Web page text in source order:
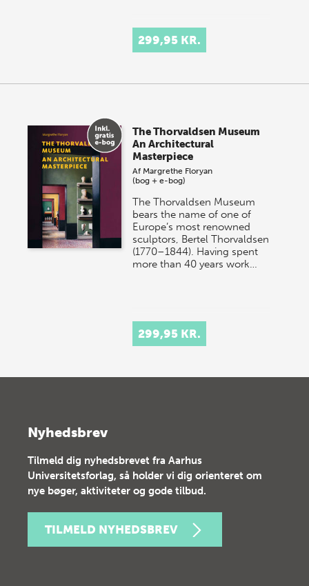
299,95 KR.
The Thorvaldsen Museum
An Architectural
Masterpiece
Af Margrethe Floryan
(bog + e-bog)
The Thorvaldsen Museum
bears the name of one of
Europe’s most renowned
sculptors, Bertel Thorvaldsen
(1770–1844). Having spent
more than 40 years work…
299,95 KR.
Nyhedsbrev
Tilmeld dig nyhedsbrevet fra Aarhus
Universitetsforlag, så holder vi dig orienteret om
nye bøger, aktiviteter og gode tilbud.
TILMELD NYHEDSBREV